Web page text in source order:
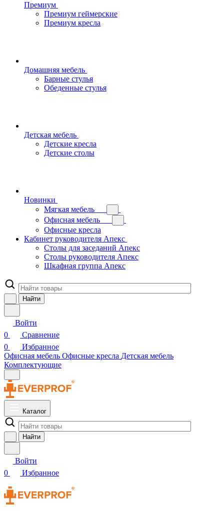
Премиум
Премиум геймерские
Премиум кресла
Домашняя мебель
Барные стулья
Обеденные стулья
Детская мебель
Детские кресла
Детские столы
Новинки
Мягкая мебель
Офисная мебель
Офисные кресла
Кабинет руководителя Апекс
Столы для заседаний Апекс
Столы руководителя Апекс
Шкафная группа Апекс
Найти
Войти
0
Сравнение
0
Избранное
Офисная мебель Офисные кресла Детская мебель
Комплектующие
Каталог
Найти
Войти
0
Избранное